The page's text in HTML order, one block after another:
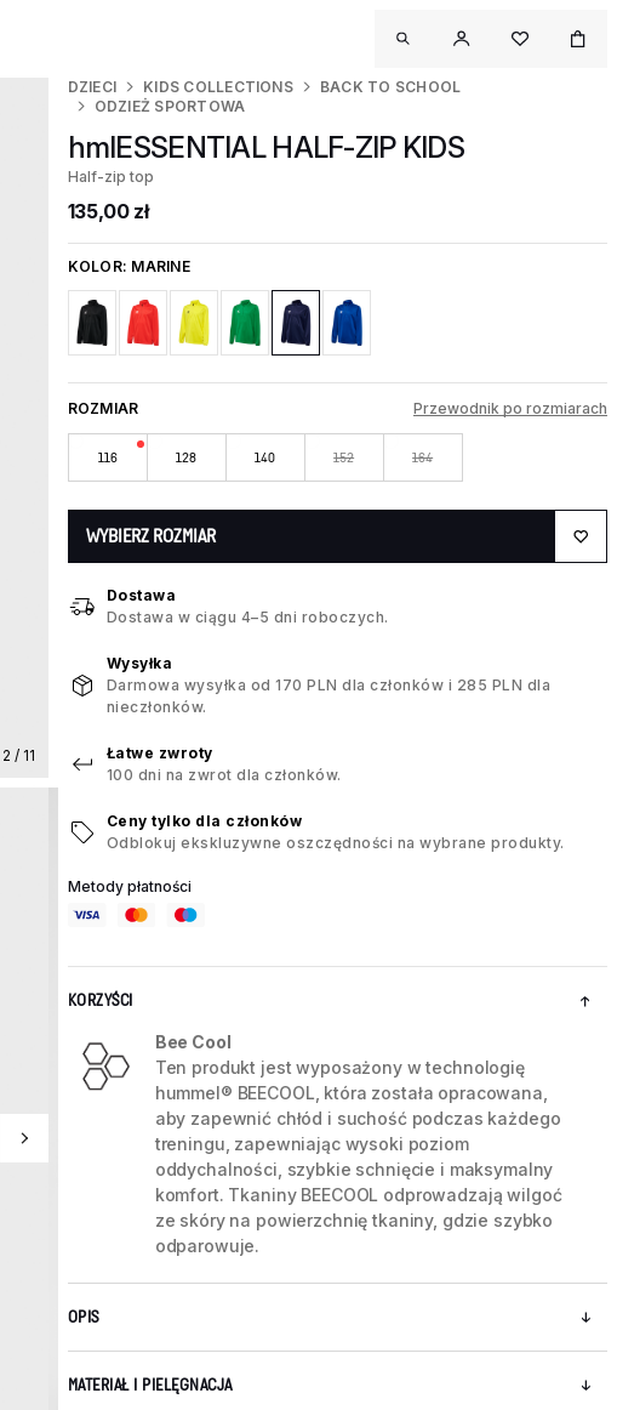
2 / 11
DZIECI KIDS COLLECTIONS
BACK TO SCHOOL
ODZIEŻ SPORTOWA
hmlESSENTIAL HALF-ZIP KIDS
Half-zip top
135,00 zł
KOLOR: MARINE
ROZMIAR Przewodnik po rozmiarach
116 128 140 152 164
WYBIERZ ROZMIAR
Dostawa
Dostawa w ciągu 4–5 dni roboczych.
Wysyłka
Darmowa wysyłka od 170 PLN dla członków i 285 PLN dla
nieczłonków.
Łatwe zwroty
100 dni na zwrot dla członków.
Ceny tylko dla członków
Odblokuj ekskluzywne oszczędności na wybrane produkty.
Metody płatności
KORZYŚCI
Bee Cool
Ten produkt jest wyposażony w technologię
hummel® BEECOOL, która została opracowana,
aby zapewnić chłód i suchość podczas każdego
treningu, zapewniając wysoki poziom
oddychalności, szybkie schnięcie i maksymalny
komfort. Tkaniny BEECOOL odprowadzają wilgoć
ze skóry na powierzchnię tkaniny, gdzie szybko
odparowuje.
OPIS
MATERIAŁ I PIELĘGNACJA